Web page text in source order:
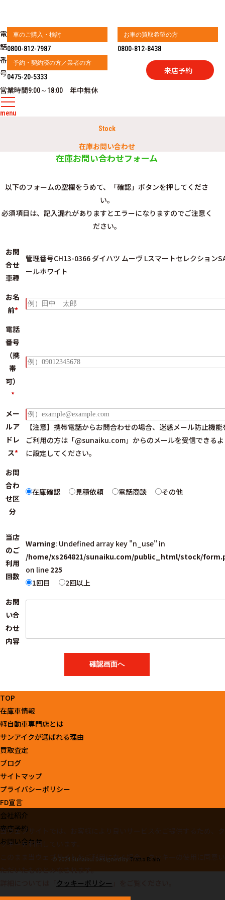
電
話
番
号
車のご購入・検討
0800-812-7987
お車の買取希望の方
0800-812-8438
予約・契約済の方／業者の方
0475-20-5333
営業時間9:00～18:00 年中無休
来店予約
menu
在庫お問い合わせ
Stock
在庫お問い合わせフォーム
以下のフォームの空欄をうめて、「確認」ボタンを押してくださ
い。
必須項目は、記入漏れがありますとエラーになりますのでご注意く
ださい。
お問
合せ
車種
管理番号CH13-0366 ダイハツ ムーヴ Lスマートセレクション
ールホワイト
お名
前*
電話
番号
（携
帯
可）
*
メー
ルア
ドレ
ス*
【注意】携帯電話からお問合わせの場合、迷惑メール防止機能
ご利用の方は 「@sunaiku.com」からのメールを受信できる
に設定してください。
お問
合わ
せ区
分
在庫確認 見積依頼 電話商談 その他
当店
のご
利用
回数
Warning: Undefined array key "n_use" in
/home/xs264821/sunaiku.com/public_html/stock/
on line 225
1回目
2回以上
お問
い合
わせ
内容
TOP
在庫車情報
軽自動車専門店とは
サンアイクが選ばれる理由
買取査定
ブログ
サイトマップ
プライバシーポリシー
FD宣言
会社紹介
来店予約
お問い合わせ
© 2024 Sunaiku. Designed by Tratto Brain.
当ウェブサイトでは、お客様により良いサービスをご提供するため、ク
ッキーを利用しています。
このまま当ウェブサイトをご利用になる場合、クッキーの使用に同意い
ただいたものとみなされます。
クッキーポリシー